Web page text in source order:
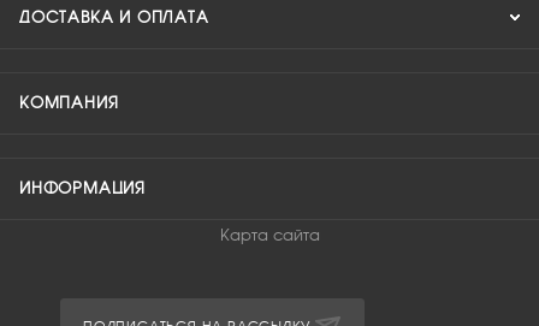
ДОСТАВКА И ОПЛАТА
КОМПАНИЯ
ИНФОРМАЦИЯ
Карта сайта